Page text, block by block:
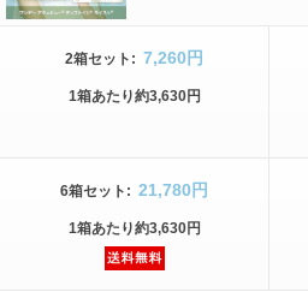
2箱セット : 7,260円
1箱あたり約3,630円
6箱セット : 21,780円
1箱あたり約3,630円